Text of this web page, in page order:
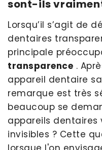
sont-ils
Lorsqu’il s’agit de
dentaires
principale
transparence .
appareil dentaire
remarque est très
beaucoup se
appareils dentaires
invisibles ? Cette